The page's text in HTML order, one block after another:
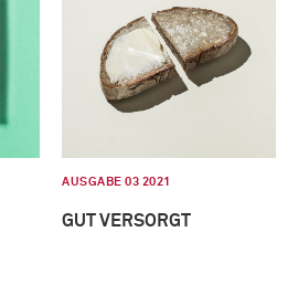
AUSGABE 03 2021
GUT VERSORGT